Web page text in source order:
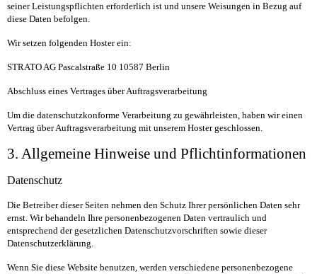
seiner Leistungspflichten erforderlich ist und unsere Weisungen in Bezug auf
diese Daten befolgen.
Wir setzen folgenden Hoster ein:
STRATO AG Pascalstraße 10 10587 Berlin
Abschluss eines Vertrages über Auftragsverarbeitung
Um die datenschutzkonforme Verarbeitung zu gewährleisten, haben wir einen
Vertrag über Auftragsverarbeitung mit unserem Hoster geschlossen.
3. Allgemeine Hinweise und Pflichtinformationen
Datenschutz
Die Betreiber dieser Seiten nehmen den Schutz Ihrer persönlichen Daten sehr
ernst. Wir behandeln Ihre personenbezogenen Daten vertraulich und
entsprechend der gesetzlichen Datenschutzvorschriften sowie dieser
Datenschutzerklärung.
Wenn Sie diese Website benutzen, werden verschiedene personenbezogene